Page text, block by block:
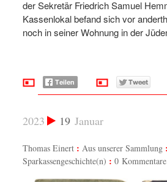
der Sekretär Friedrich Samuel
Kassenlokal befand sich vor
noch in seiner Wohnung in der
19 Januar
2023
Thomas Einert
Aus unserer Sammlung
Sparkassengeschichte(n)
0 Kommentare